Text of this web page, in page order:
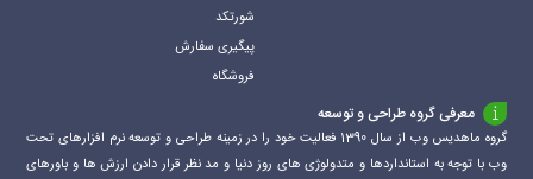
شورتکد
پیگیری سفارش
فروشگاه
معرفی گروه طراحی و توسعه
گروه ماهدیس وب از سال 1390 فعالیت خود را در زمینه طراحی و توسعه نرم افزارهای تحت
وب با توجه به استانداردها و متدولوژی های روز دنیا و مد نظر قرار دادن ارزش ها و باورهای